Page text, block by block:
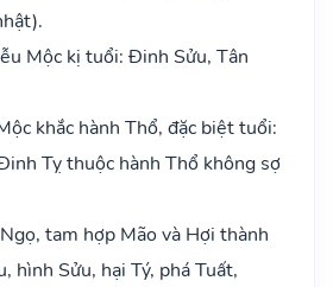
Mộc kị tuổi: Đinh Sửu, Tân
khắc hành Thổ, đặc biệt tuổi:
Tỵ thuộc hành Thổ không sợ
tam hợp Mão và Hợi thành
hình Sửu, hại Tý, phá Tuất,